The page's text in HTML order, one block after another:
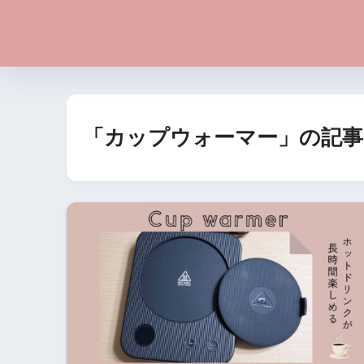
「カップウォーマー」の記